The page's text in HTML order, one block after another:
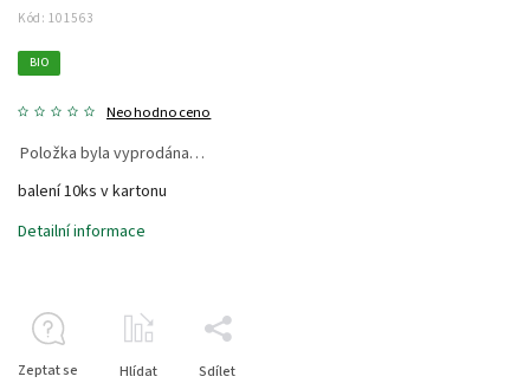
Kód: 101563
BIO
Neohodnoceno
Položka byla vyprodána…
balení 10ks v kartonu
Detailní informace
Zeptat se Hlídat Sdílet